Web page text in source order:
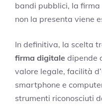
bandi pubblici, la
non la presenta viene
In definitiva, la scelta
firma digitale dipende
valore legale, facilità
smartphone e
strumenti riconosciuti